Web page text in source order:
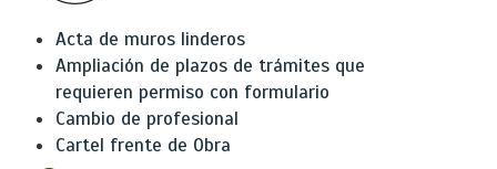
Acta de muros linderos
Ampliación de plazos de trámites que
requieren permiso con formulario
Cambio de profesional
Cartel frente de Obra